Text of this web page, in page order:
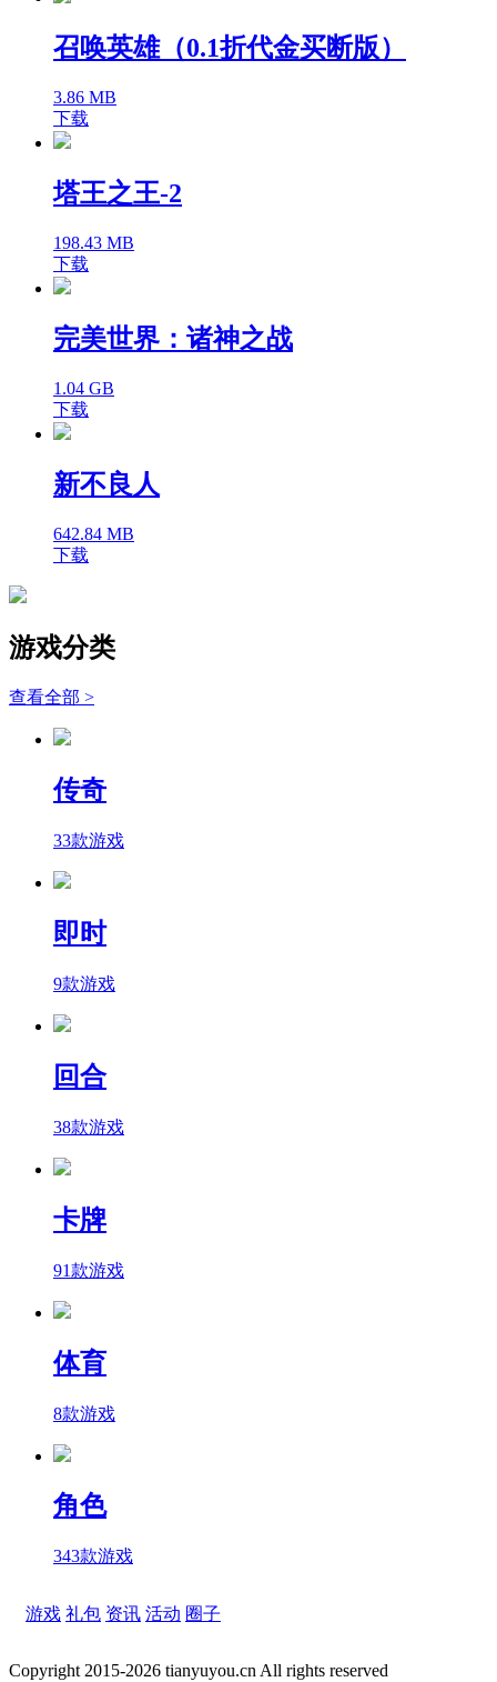
召唤英雄（0.1折代金买断版）
3.86 MB
下载
塔王之王-2
198.43 MB
下载
完美世界：诸神之战
1.04 GB
下载
新不良人
642.84 MB
下载
游戏分类
查看全部 >
传奇
33款游戏
即时
9款游戏
回合
38款游戏
卡牌
91款游戏
体育
8款游戏
角色
343款游戏
游戏 礼包 资讯 活动 圈子
Copyright 2015-2026 tianyuyou.cn All rights reserved